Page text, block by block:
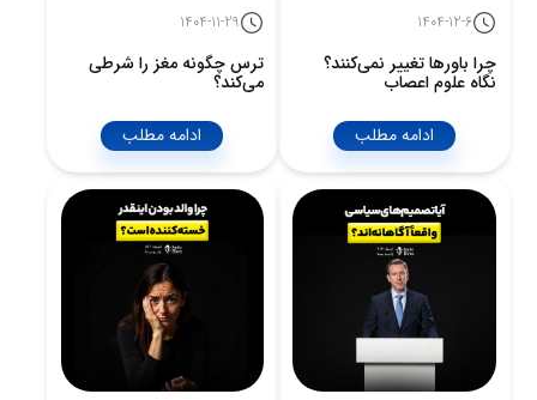
1404-12-6
چرا باورها تغییر نمی‌کنند؟
نگاه علوم اعصاب
ادامه مطلب
1404-11-29
ترس چگونه مغز را شرطی
می‌کند؟
ادامه مطلب